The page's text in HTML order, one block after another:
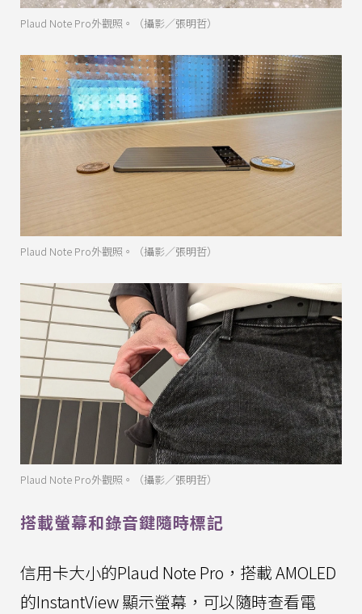
Plaud Note Pro外觀照。（攝影／張明哲）
Plaud Note Pro外觀照。（攝影／張明哲）
Plaud Note Pro外觀照。（攝影／張明哲）
搭載螢幕和錄音鍵隨時標記
信用卡大小的Plaud Note Pro，搭載 AMOLED
的InstantView 顯示螢幕，可以隨時查看電